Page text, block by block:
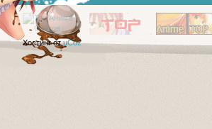
Хостинг отuCoz